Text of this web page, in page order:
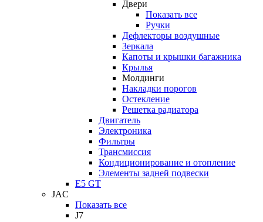
Двери
Показать все
Ручки
Дефлекторы воздушные
Зеркала
Капоты и крышки багажника
Крылья
Молдинги
Накладки порогов
Остекление
Решетка радиатора
Двигатель
Электроника
Фильтры
Трансмиссия
Кондиционирование и отопление
Элементы задней подвески
E5 GT
JAC
Показать все
J7